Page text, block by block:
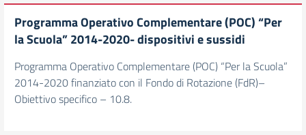
Programma Operativo Complementare (POC) “Per
la Scuola” 2014-2020- dispositivi e sussidi
Programma Operativo Complementare (POC) “Per la Scuola”
2014-2020 finanziato con il Fondo di Rotazione (FdR)–
Obiettivo specifico – 10.8.